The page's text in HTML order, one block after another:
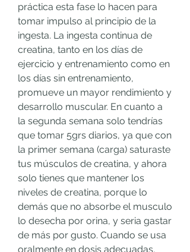
práctica esta fase lo hacen para
tomar impulso al principio de la
ingesta. La ingesta continua de
creatina, tanto en los días de
ejercicio y entrenamiento como en
los días sin entrenamiento,
promueve un mayor rendimiento y
desarrollo muscular. En cuanto a
la segunda semana solo tendrías
que tomar 5grs diarios, ya que con
la primer semana (carga) saturaste
tus músculos de creatina, y ahora
solo tienes que mantener los
niveles de creatina, porque lo
demás que no absorbe el musculo
lo desecha por orina, y seria gastar
de más por gusto. Cuando se usa
oralmente en dosis adecuadas,